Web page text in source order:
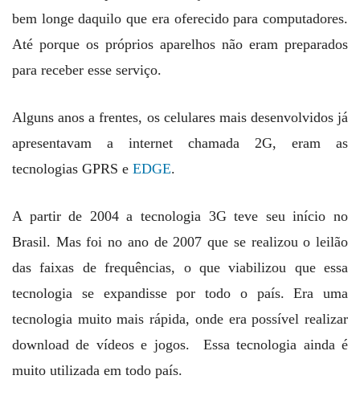
bem longe daquilo que era oferecido para computadores.
Até porque os próprios aparelhos não eram preparados
para receber esse serviço.
Alguns anos a frentes, os celulares mais desenvolvidos já
apresentavam a internet chamada 2G, eram as
tecnologias GPRS e EDGE.
A partir de 2004 a tecnologia 3G teve seu início no
Brasil. Mas foi no ano de 2007 que se realizou o leilão
das faixas de frequências, o que viabilizou que essa
tecnologia se expandisse por todo o país. Era uma
tecnologia muito mais rápida, onde era possível realizar
download de vídeos e jogos. Essa tecnologia ainda é
muito utilizada em todo país.